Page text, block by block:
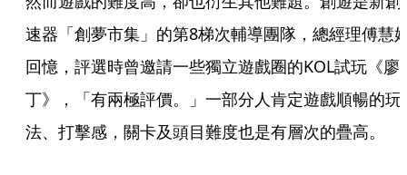
速器「創夢市集」的第8梯次輔導團隊，總經理傅慧
回憶，評選時曾邀請一些獨立遊戲圈的KOL試玩《廖
丁》，「有兩極評價。」一部分人肯定遊戲順暢的玩
法、打擊感，關卡及頭目難度也是有層次的疊高。